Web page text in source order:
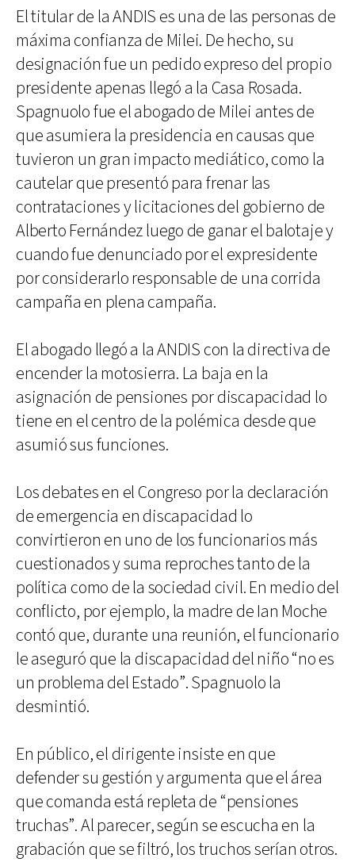
El titular de la ANDIS es una de las personas de
máxima confianza de Milei. De hecho, su
designación fue un pedido expreso del propio
presidente apenas llegó a la Casa Rosada.
Spagnuolo fue el abogado de Milei antes de
que asumiera la presidencia en causas que
tuvieron un gran impacto mediático, como la
cautelar que presentó para frenar las
contrataciones y licitaciones del gobierno de
Alberto Fernández luego de ganar el balotaje y
cuando fue denunciado por el expresidente
por considerarlo responsable de una corrida
campaña en plena campaña.
El abogado llegó a la ANDIS con la directiva de
encender la motosierra. La baja en la
asignación de pensiones por discapacidad lo
tiene en el centro de la polémica desde que
asumió sus funciones.
Los debates en el Congreso por la declaración
de emergencia en discapacidad lo
convirtieron en uno de los funcionarios más
cuestionados y suma reproches tanto de la
política como de la sociedad civil. En medio del
conflicto, por ejemplo, la madre de Ian Moche
contó que, durante una reunión, el funcionario
le aseguró que la discapacidad del niño “no es
un problema del Estado”. Spagnuolo la
desmintió.
En público, el dirigente insiste en que
defender su gestión y argumenta que el área
que comanda está repleta de “pensiones
truchas”. Al parecer, según se escucha en la
grabación que se filtró, los truchos serían otros.